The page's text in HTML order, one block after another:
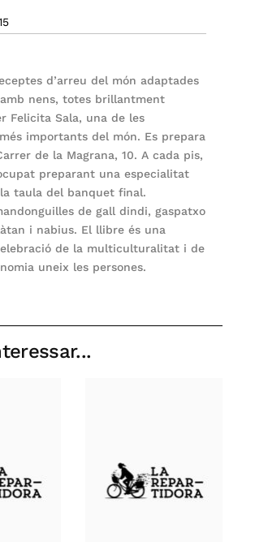
d’arreu del món adaptades
nens, totes brillantment
Felicita Sala, una de les
importants del món. Es prepara
de la Magrana, 10. A cada pis,
preparant una especialitat
taula del banquet final.
de gall dindi, gaspatxo
i nabius. El llibre és una
de la multiculturalitat i de
uneix les persones.